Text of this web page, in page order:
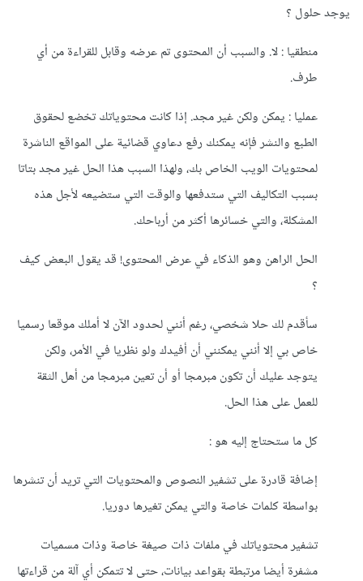
يوجد حلول ؟
منطقيا : لا. والسبب أن المحتوى تم عرضه وقابل للقراءة من أي
طرف.
عمليا : يمكن ولكن غير مجد. إذا كانت محتوياتك تخضع لحقوق
الطبع والنشر فإنه يمكنك رفع دعاوي قضائية على المواقع الناشرة
لمحتويات الويب الخاص بك، ولهذا السبب هذا الحل غير مجد بتاتا
بسبب التكاليف التي ستدفعها والوقت التي ستضيعه لأجل هذه
المشكلة، والتي خسائرها أكثر من أرباحك.
الحل الراهن وهو الذكاء في عرض المحتوى! قد يقول البعض كيف
؟
سأقدم لك حلا شخصي، رغم أنني لحدود الآن لا أملك موقعا رسميا
خاص بي إلا أنني يمكنني أن أفيدك ولو نظريا في الأمر، ولكن
يتوجد عليك أن تكون مبرمجا أو أن تعين مبرمجا من أهل الثقة
للعمل على هذا الحل.
كل ما ستحتاج إليه هو :
إضافة قادرة على تشفير النصوص والمحتويات التي تريد أن تنشرها
بواسطة كلمات خاصة والتي يمكن تغيرها دوريا.
تشفير محتوياتك في ملفات ذات صيغة خاصة وذات مسميات
مشفرة أيضا مرتبطة بقواعد بيانات، حتى لا تتمكن أي آلة من قراءتها